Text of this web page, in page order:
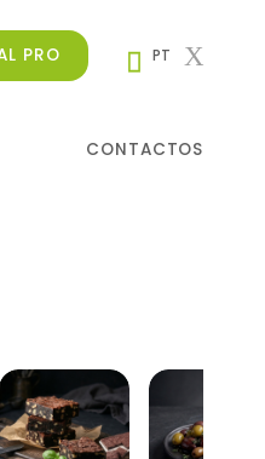
PRO PT
CONTACTOS